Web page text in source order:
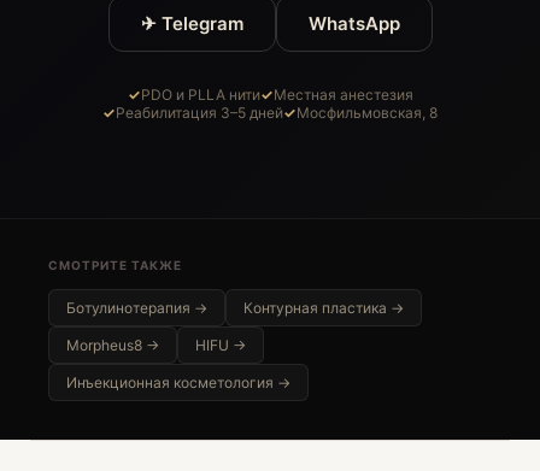
✈ Telegram WhatsApp
PDO и PLLA нити
Местная анестезия
Реабилитация 3–5 дней
Мосфильмовская, 8
СМОТРИТЕ ТАКЖЕ
Ботулинотерапия → Контурная пластика →
Morpheus8 → HIFU →
Инъекционная косметология →